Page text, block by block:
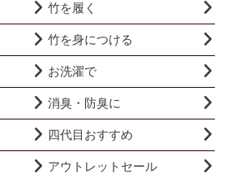
竹を履く
竹を身につける
お洗濯で
消臭・防臭に
四代目おすすめ
アウトレットセール